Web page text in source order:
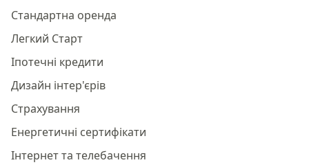
Стандартна оренда
Легкий Старт
Іпотечні кредити
Дизайн інтер'єрів
Страхування
Енергетичні сертифікати
Інтернет та телебачення